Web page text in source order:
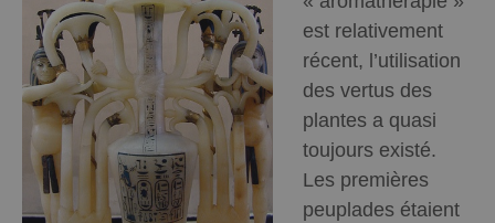
est relativement
récent, l’utilisation
des vertus des
plantes a quasi
toujours existé.
Les premières
peuplades étaient